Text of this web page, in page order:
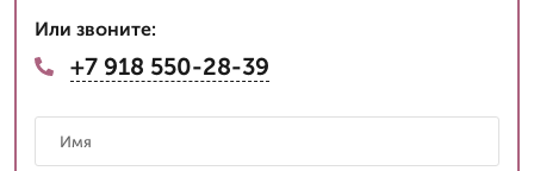
Или звоните:
+7 918 550-28-39